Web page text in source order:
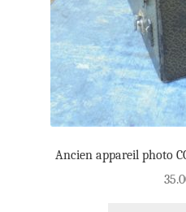
Ancien appareil photo